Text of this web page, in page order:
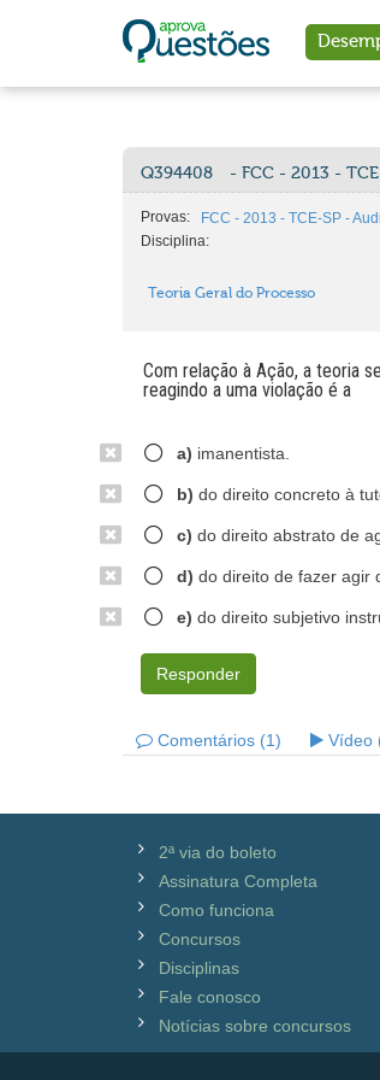
Q394408 - FCC - 2013 -
Provas:
FCC - 2013 - TCE-SP -
Disciplina:
Teoria Geral do Processo
Com relação à Ação, a teoria
reagindo a uma violação é a
a) imanentista.
b) do direito concreto à
c) do direito abstrato de
d) do direito de fazer agir
e) do direito subjetivo
Responder
Comentários (1) Vídeo
2ª via do boleto
Assinatura Completa
Como funciona
Concursos
Disciplinas
Fale conosco
Notícias sobre concursos